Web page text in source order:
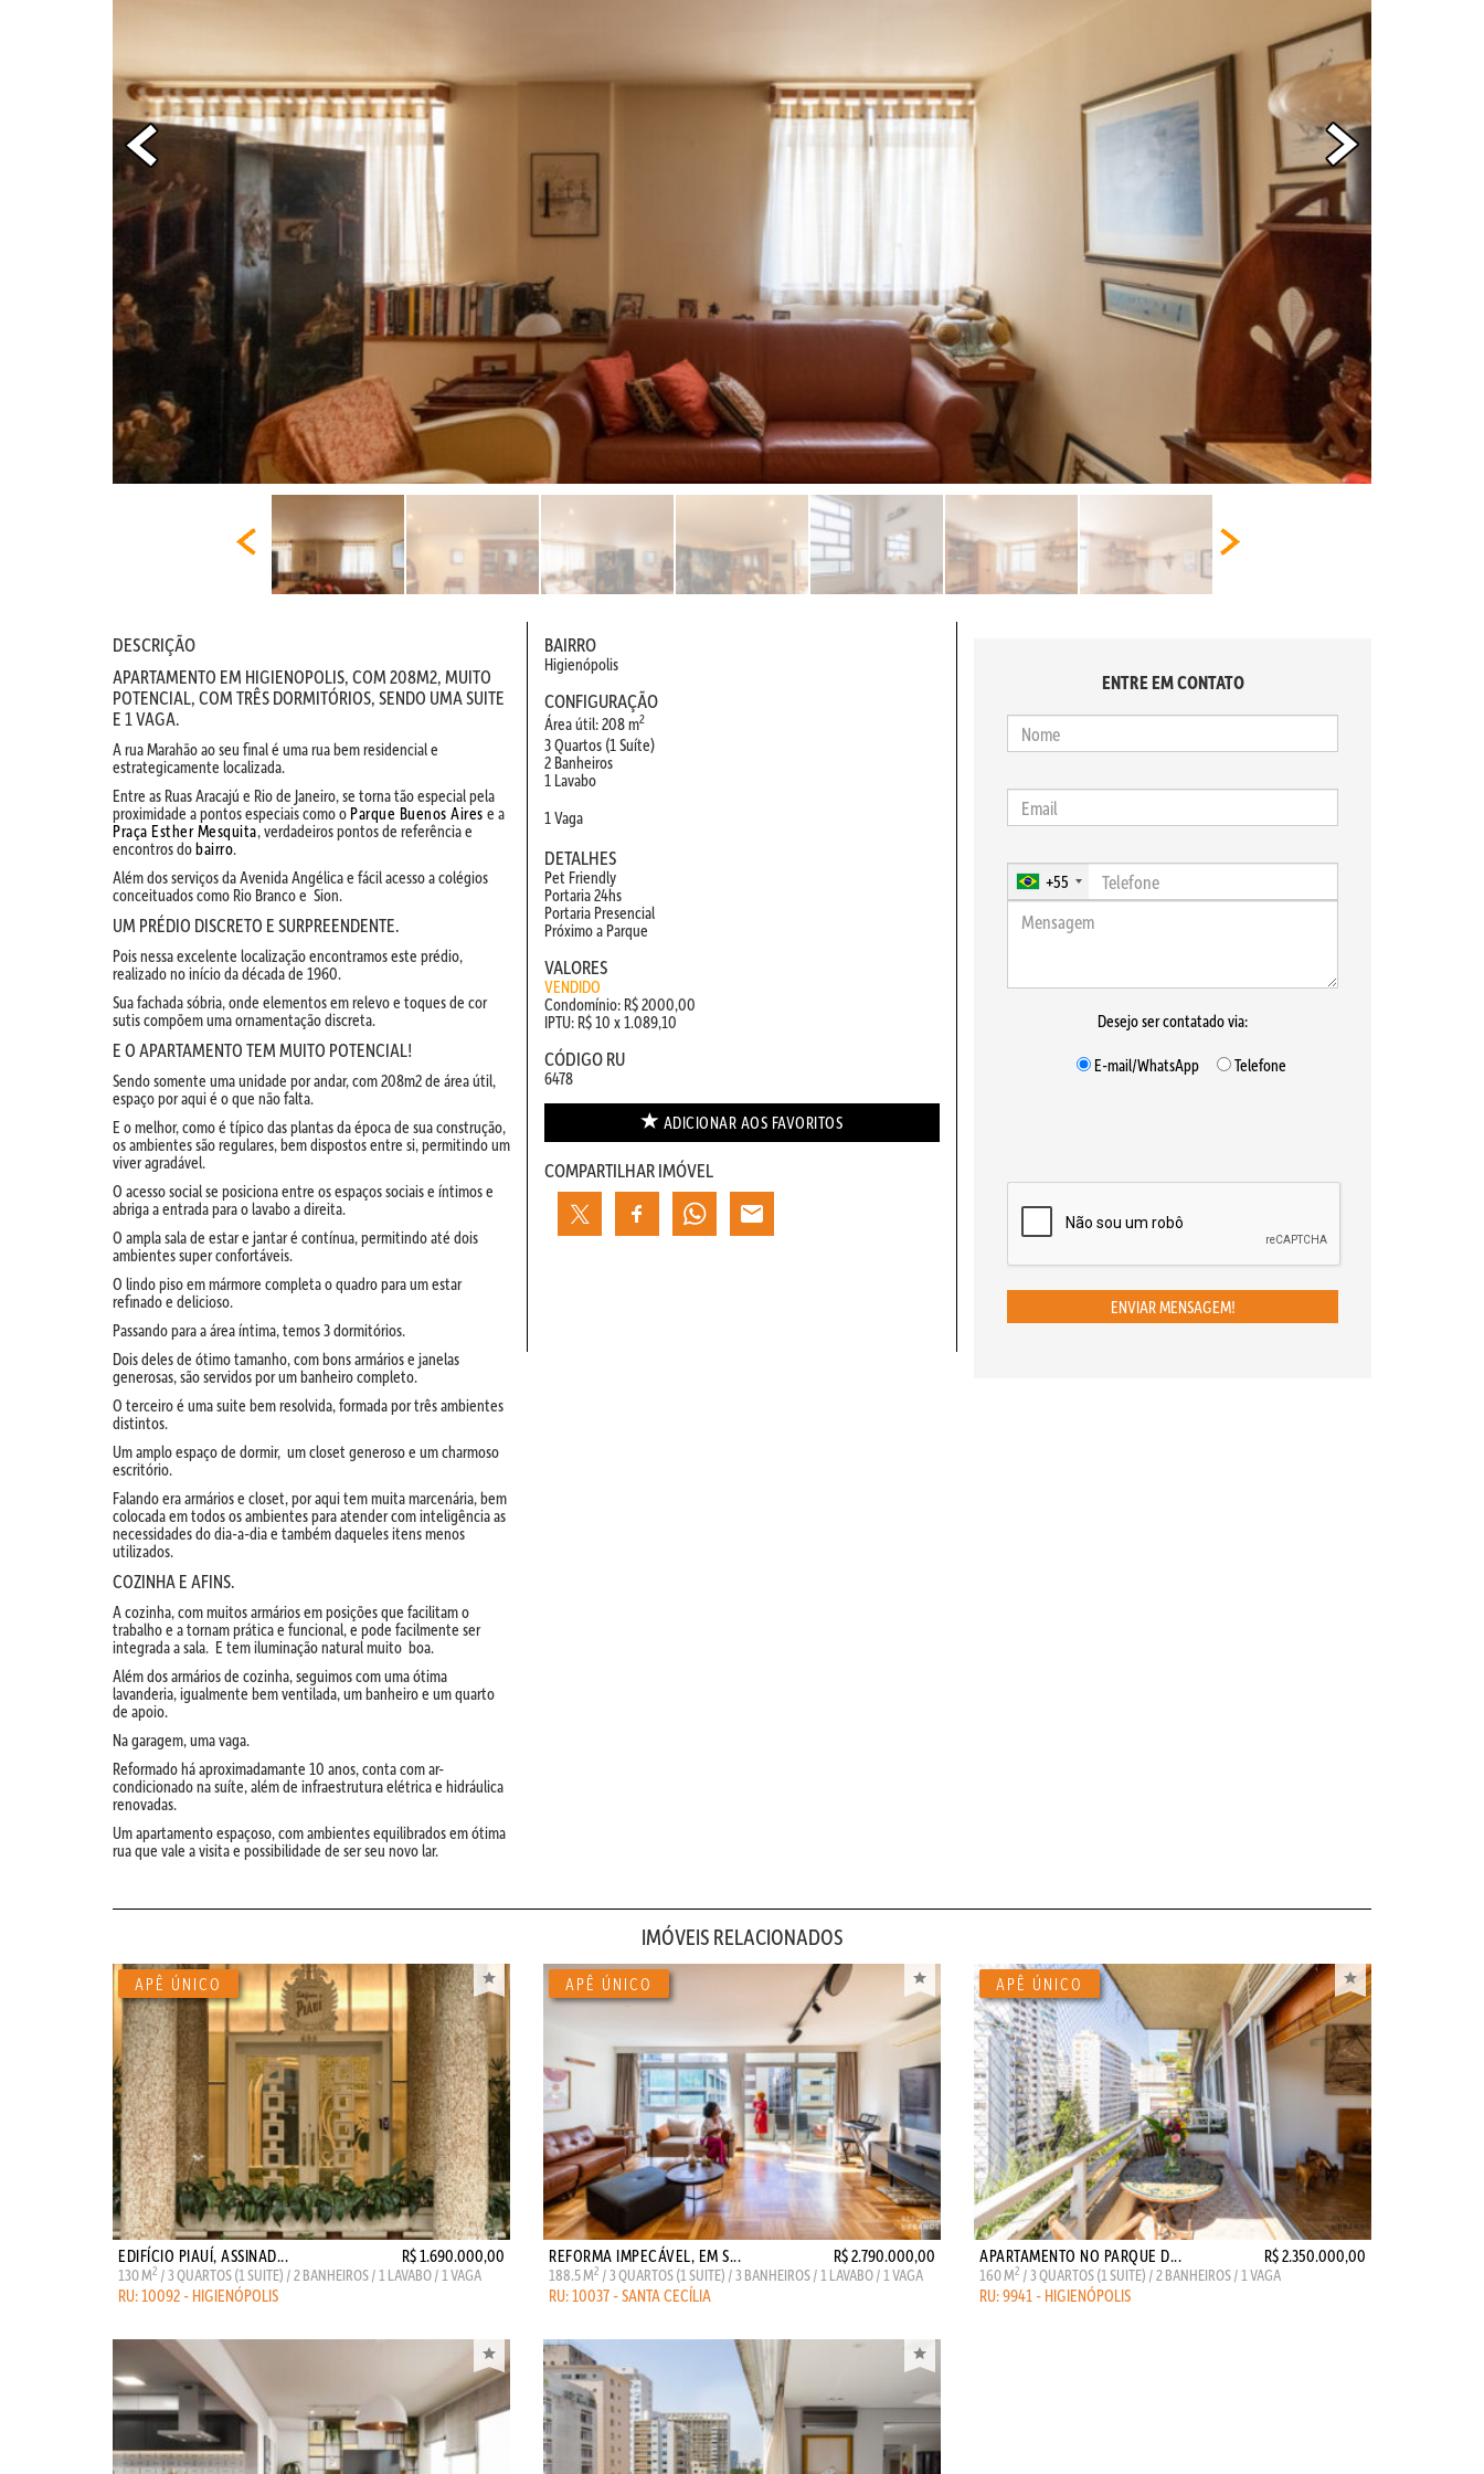
DESCRIÇÃO
APARTAMENTO EM HIGIENOPOLIS, COM 208M2, MUITO
POTENCIAL, COM TRÊS DORMITÓRIOS, SENDO UMA SUITE
E 1 VAGA.
A rua Marahão ao seu final é uma rua bem residencial e
estrategicamente localizada.
Entre as Ruas Aracajú e Rio de Janeiro, se torna tão especial pela
proximidade a pontos especiais como o Parque Buenos Aires e a
Praça Esther Mesquita, verdadeiros pontos de referência e
encontros dobairro.
Além dos serviços da Avenida Angélica e fácil acesso a colégios
conceituados como Rio Branco e Sion.
UM PRÉDIO DISCRETO E SURPREENDENTE.
Pois nessa excelente localização encontramos este prédio,
realizado no início da década de 1960.
Sua fachada sóbria, onde elementos em relevo e toques de cor
sutis compõem uma ornamentação discreta.
E O APARTAMENTO TEM MUITO POTENCIAL!
Sendo somente uma unidade por andar, com 208m2 de área útil,
espaço por aqui é o que não falta.
E o melhor, como é típico das plantas da época de sua construção,
os ambientes são regulares, bem dispostos entre si, permitindo um
viver agradável.
O acesso social se posiciona entre os espaços sociais e íntimos e
abriga a entrada para o lavabo a direita.
O ampla sala de estar e jantar é contínua, permitindo até dois
ambientes super confortáveis.
O lindo piso em mármore completa o quadro para um estar
refinado e delicioso.
Passando para a área íntima, temos 3 dormitórios.
Dois deles de ótimo tamanho, com bons armários e janelas
generosas, são servidos por um banheiro completo.
O terceiro é uma suite bem resolvida, formada por três ambientes
distintos.
Um amplo espaço de dormir, um closet generoso e um charmoso
escritório.
Falando era armários e closet, por aqui tem muita marcenária, bem
colocada em todos os ambientes para atender com inteligência as
necessidades do dia-a-dia e também daqueles itens menos
utilizados.
COZINHA E AFINS.
A cozinha, com muitos armários em posições que facilitam o
trabalho e a tornam prática e funcional, e pode facilmente ser
integrada a sala. E tem iluminação natural muito boa.
Além dos armários de cozinha, seguimos com uma ótima
lavanderia, igualmente bem ventilada, um banheiro e um quarto
de apoio.
Na garagem, uma vaga.
Reformado há aproximadamante 10 anos, conta com ar-
condicionado na suíte, além de infraestrutura elétrica e hidráulica
renovadas.
Um apartamento espaçoso, com ambientes equilibrados em ótima
rua que vale a visita e possibilidade de ser seu novo lar.
BAIRRO
Higienópolis
CONFIGURAÇÃO
Área útil: 208 m2
3 Quartos (1 Suíte)
2 Banheiros
1 Lavabo
1 Vaga
DETALHES
Pet Friendly
Portaria 24hs
Portaria Presencial
Próximo a Parque
VALORES
VENDIDO
Condomínio: R$ 2000,00
IPTU: R$ 10 x 1.089,10
CÓDIGO RU
6478
ADICIONAR AOS FAVORITOS
COMPARTILHAR IMÓVEL
ENTRE EM CONTATO
+55
Desejo ser contatado via:
E-mail/WhatsApp
Telefone
ENVIAR MENSAGEM!
IMÓVEIS RELACIONADOS
EDIFÍCIO PIAUÍ, ASSINAD... R$ 1.690.000,00
130 M2 / 3 QUARTOS (1 SUITE) / 2 BANHEIROS / 1 LAVABO / 1 VAGA
RU: 10092 - HIGIENÓPOLIS
REFORMA IMPECÁVEL, EM S... R$ 2.790.000,00
188.5 M2 / 3 QUARTOS (1 SUITE) / 3 BANHEIROS / 1 LAVABO / 1 VAGA
RU: 10037 - SANTA CECÍLIA
APARTAMENTO NO PARQUE D... R$ 2.350.000,00
160 M2 / 3 QUARTOS (1 SUITE) / 2 BANHEIROS / 1 VAGA
RU: 9941 - HIGIENÓPOLIS